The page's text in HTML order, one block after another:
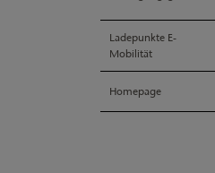
Ladepunkte E-
Mobilität
Homepage